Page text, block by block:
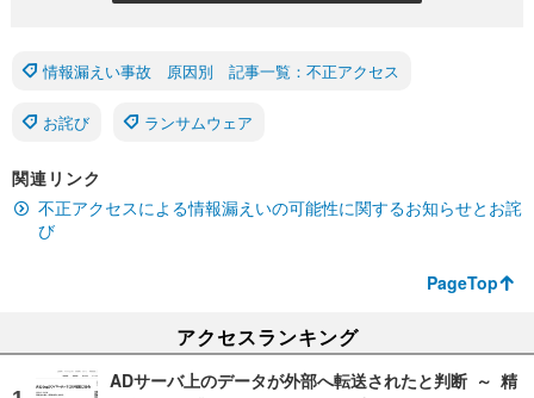
情報漏えい事故 原因別 記事一覧：不正アクセス
お詫び ランサムウェア
関連リンク
不正アクセスによる情報漏えいの可能性に関するお知らせとお詫
び
PageTop
アクセスランキング
ADサーバ上のデータが外部へ転送されたと判断 ～ 精